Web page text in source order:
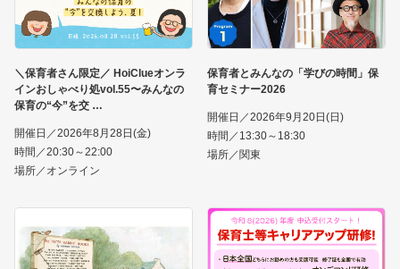
＼保育者さん限定／ HoiClueオンラ
インおしゃべり処vol.55〜みんなの
保育の“今”を交
開催日／2026年8月28日(金)
時間／20:30～22:00
場所／オンライン
保育者とみんなの「学びの時間」保
育セミナー2026
開催日／2026年9月20日(日)
時間／13:30～18:30
場所／関東